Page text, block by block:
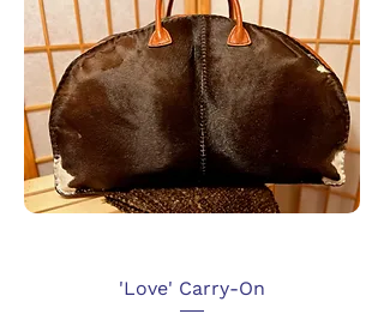
'Love' Carry-On